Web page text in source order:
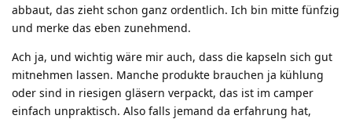
abbaut, das zieht schon ganz ordentlich. Ich bin mitte fünfzig
und merke das eben zunehmend.
Ach ja, und wichtig wäre mir auch, dass die kapseln sich gut
mitnehmen lassen. Manche produkte brauchen ja kühlung
oder sind in riesigen gläsern verpackt, das ist im camper
einfach unpraktisch. Also falls jemand da erfahrung hat,